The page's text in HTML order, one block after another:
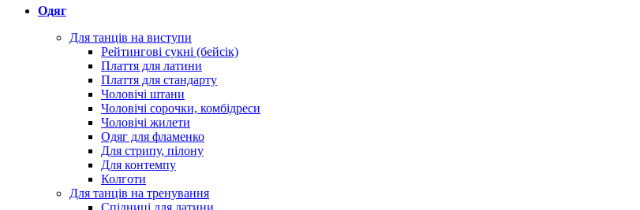
Одяг
Для танців на виступи
Рейтингові сукні (бейсік)
Плаття для латини
Плаття для стандарту
Чоловічі штани
Чоловічі сорочки, комбідреси
Чоловічі жилети
Одяг для фламенко
Для стрипу, пілону
Для контемпу
Колготи
Для танців на тренування
Спідниці для латини